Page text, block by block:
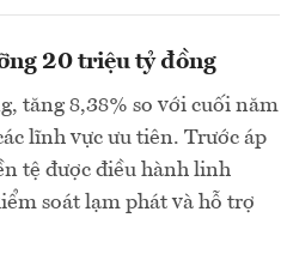
20 triệu tỷ đồng
tăng 8,38% so với cuối năm
lĩnh vực ưu tiên. Trước áp
tệ được điều hành linh
soát lạm phát và hỗ trợ